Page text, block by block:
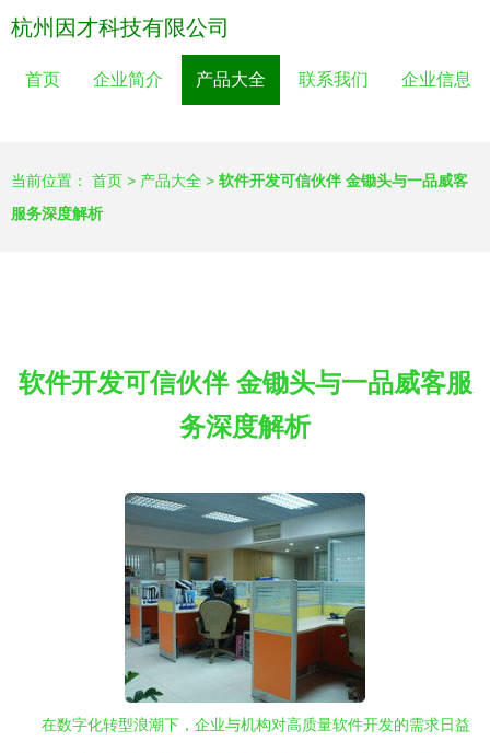
杭州因才科技有限公司
首页 企业简介 产品大全 联系我们 企业信息
当前位置： 首页 > 产品大全 > 软件开发可信伙伴 金锄头与一品威客
服务深度解析
软件开发可信伙伴 金锄头与一品威客服
务深度解析
在数字化转型浪潮下，企业与机构对高质量软件开发的需求日益